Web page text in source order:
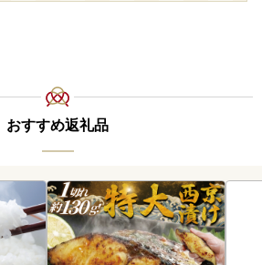
おすすめ返礼品